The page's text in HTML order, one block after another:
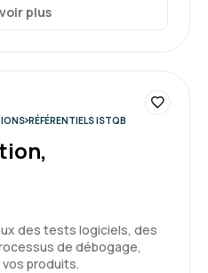
plus
RÉFÉRENTIELS ISTQB
des tests logiciels, des
de débogage,
produits.